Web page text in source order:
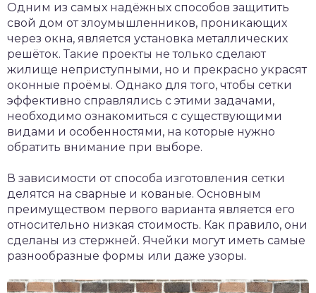
Одним из самых надёжных способов защитить
свой дом от злоумышленников, проникающих
через окна, является установка металлических
решёток. Такие проекты не только сделают
жилище неприступными, но и прекрасно украсят
оконные проёмы. Однако для того, чтобы сетки
эффективно справлялись с этими задачами,
необходимо ознакомиться с существующими
видами и особенностями, на которые нужно
обратить внимание при выборе.
В зависимости от способа изготовления сетки
делятся на сварные и кованые. Основным
преимуществом первого варианта является его
относительно низкая стоимость. Как правило, они
сделаны из стержней. Ячейки могут иметь самые
разнообразные формы или даже узоры.